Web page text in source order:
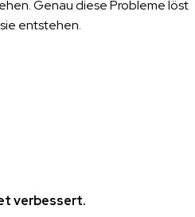
Genau diese Probleme löst
entstehen.
verbessert.